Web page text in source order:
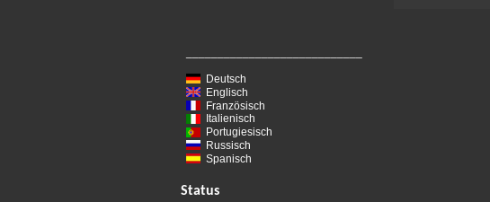
Deutsch
Englisch
Französisch
Italienisch
Portugiesisch
Russisch
Spanisch
Status